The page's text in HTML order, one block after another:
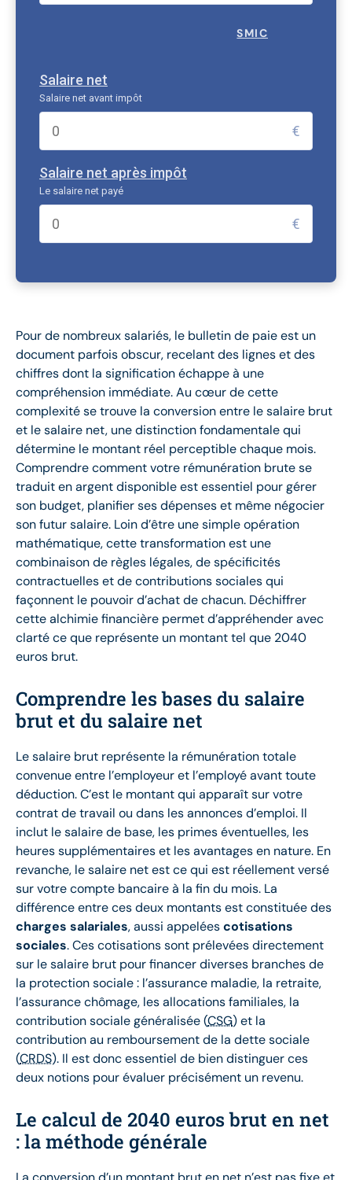
SMIC
Salaire net
Salaire net avant impôt
€
Salaire net après impôt
Le salaire net payé
€
Pour de nombreux salariés, le bulletin de paie est un
document parfois obscur, recelant des lignes et des
chiffres dont la signification échappe à une
compréhension immédiate. Au cœur de cette
complexité se trouve la conversion entre le salaire brut
et le salaire net, une distinction fondamentale qui
détermine le montant réel perceptible chaque mois.
Comprendre comment votre rémunération brute se
traduit en argent disponible est essentiel pour gérer
son budget, planifier ses dépenses et même négocier
son futur salaire. Loin d’être une simple opération
mathématique, cette transformation est une
combinaison de règles légales, de spécificités
contractuelles et de contributions sociales qui
façonnent le pouvoir d’achat de chacun. Déchiffrer
cette alchimie financière permet d’appréhender avec
clarté ce que représente un montant tel que 2040
euros brut.
Comprendre les bases du salaire
brut et du salaire net
Le salaire brut représente la rémunération totale
convenue entre l’employeur et l’employé avant toute
déduction. C’est le montant qui apparaît sur votre
contrat de travail ou dans les annonces d’emploi. Il
inclut le salaire de base, les primes éventuelles, les
heures supplémentaires et les avantages en nature. En
revanche, le salaire net est ce qui est réellement versé
sur votre compte bancaire à la fin du mois. La
différence entre ces deux montants est constituée des
charges salariales, aussi appeléescotisations
sociales. Ces cotisations sont prélevées directement
sur le salaire brut pour financer diverses branches de
la protection sociale : l’assurance maladie, la retraite,
l’assurance chômage, les allocations familiales, la
contribution sociale généralisée (CSG) et la
contribution au remboursement de la dette sociale
(CRDS). Il est donc essentiel de bien distinguer ces
deux notions pour évaluer précisément un revenu.
Le calcul de 2040 euros brut en net
: la méthode générale